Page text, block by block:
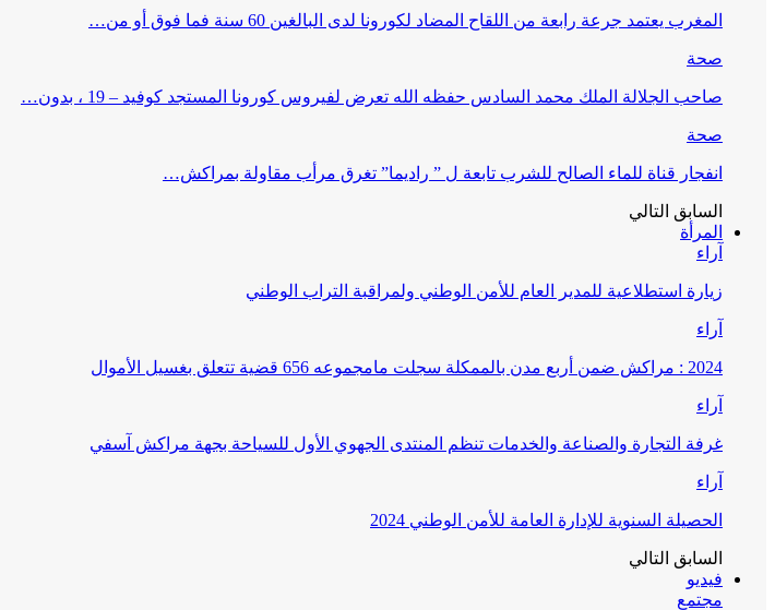
المغرب يعتمد جرعة رابعة من اللقاح المضاد لكورونا لدى البالغين 60 سنة فما فوق أو من…
صحة
صاحب الجلالة الملك محمد السادس حفظه الله تعرض لفيروس كورونا المستجد كوفيد – 19 ، بدون…
صحة
انفجار قناة للماء الصالح للشرب تابعة ل ” راديما” تغرق مرأب مقاولة بمراكش…
السابق التالي
المرأة
آراء
زيارة استطلاعية للمدير العام للأمن الوطني ولمراقبة التراب الوطني
آراء
2024 : مراكش ضمن أربع مدن بالممكلة سجلت مامجموعه 656 قضية تتعلق بغسيل الأموال
آراء
غرفة التجارة والصناعة والخدمات تنظم المنتدى الجهوي الأول للسياحة بجهة مراكش آسفي
آراء
الحصيلة السنوية للإدارة العامة للأمن الوطني 2024
السابق التالي
فيديو
مجتمع